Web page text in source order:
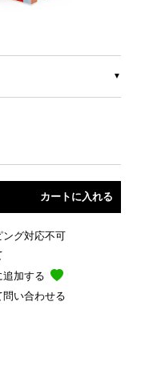
グ対応不可
追加する
い合わせる